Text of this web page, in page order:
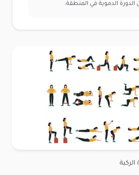
الدموية في المنطقة.